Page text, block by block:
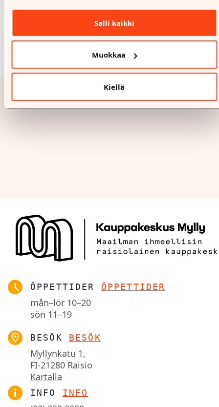
Salli kaikki
Muokkaa
Kiellä
ÖPPETTIDER ÖPPETTIDER
mån–lör 10–20
sön 11–19
BESÖK BESÖK
Myllynkatu 1,
FI-21280 Raisio
Kartalla
INFO INFO